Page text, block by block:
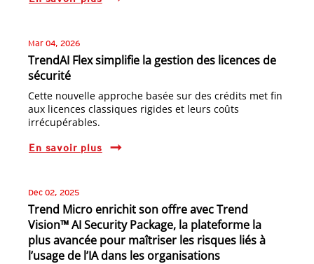
Mar 04, 2026
TrendAI Flex simplifie la gestion des licences de
sécurité
Cette nouvelle approche basée sur des crédits met fin
aux licences classiques rigides et leurs coûts
irrécupérables.
En savoir plus
Dec 02, 2025
Trend Micro enrichit son offre avec Trend
Vision™ AI Security Package, la plateforme la
plus avancée pour maîtriser les risques liés à
l’usage de l’IA dans les organisations